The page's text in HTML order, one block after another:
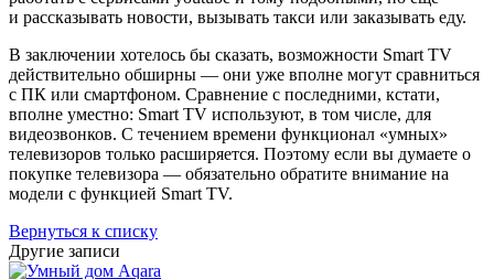
и рассказывать новости, вызывать такси или заказывать еду.
В заключении хотелось бы сказать, возможности Smart TV
действительно обширны — они уже вполне могут сравниться
с ПК или смартфоном. Сравнение с последними, кстати,
вполне уместно: Smart TV используют, в том числе, для
видеозвонков. С течением времени функционал «умных»
телевизоров только расширяется. Поэтому если вы думаете о
покупке телевизора — обязательно обратите внимание на
модели с функцией Smart TV.
Вернуться к списку
Другие записи